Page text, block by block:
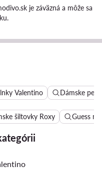
je záväzná a môže sa
Valentino Dámske
šiltovky Roxy Guess